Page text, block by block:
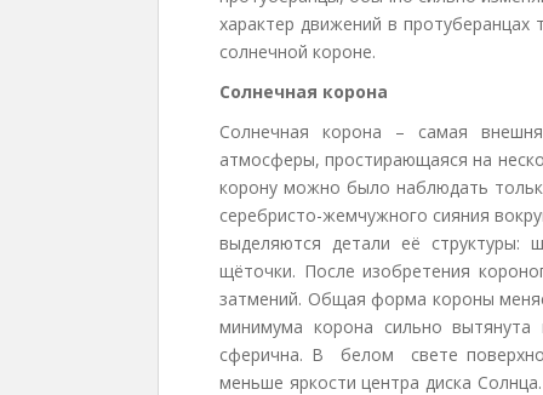
характер движений в
солнечной короне.
Cолнечная корона
Солнечная корона – самая
атмосферы, простирающаяся на
корону можно было наблюдать
серебристо-жемчужного сияния
выделяются детали её
щёточки. После изобретения
затмений. Общая форма короны
минимума корона сильно
сферична. В белом свете
меньше яркости центра диска